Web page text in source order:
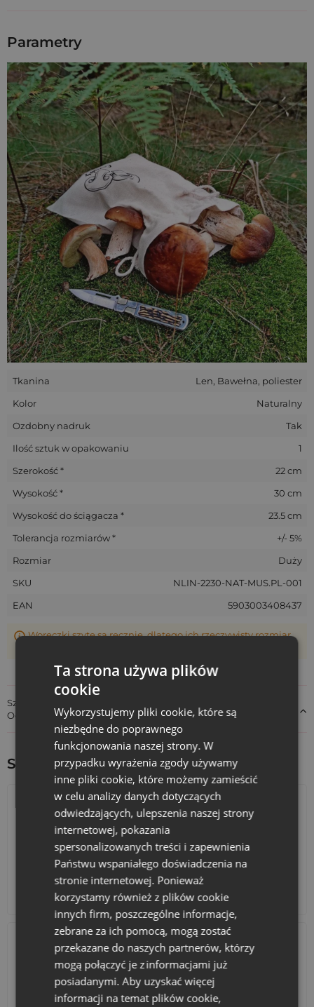
worki na suszone grzyby
Twojej kuchni, a oddychający materiał będzie chronił
przechowywane w nich grzyby przed pleśnieniem!
Worki à la lniane cechują się naturalną właściwością
spowalniana procesu wysuszania. Ponadto chronią
zawartość przed atakiem pleśni, dlatego możesz w tych
stylowych workach przechowywać grzyby i inne produkty.
Jesteśmy pewni, że te worki przypadną do gustu wszystkim
grzybiarzom, producentom grzybów czy właścicielom
sklepów spożywczych. Oferowane tutajà la lniane worki na
grzybyto prawdopodobnie najlepsza odpowiedź na pytanie:
"Jak przechowywać suszone grzyby ?"! Z naszymi à la
lnianymi workami na suszone grzyby przechowywanie tych
jesiennych darów lasu będzie bezpieczne i jednocześnie
niezwykle stylowe!
Oferowane przez nas opakowania wykonane są z wysokiej
jakości tkaniny z bawełny i poliestru. Połączenie włókien
naturalnych z syntetycznymi gwarantuje trwałość i
wytrzymałość oraz dużą odporność na rozciąganie i
wycieranie się materiału.
Wszystkie nasze woreczki wykonywane są ręcznie. Ułożenie
ozdobnej aplikacji/nadruku na konkretnych przedmiotach
może nieznacznie różnić się od pokazanego na zdjęciach.
Parametry
Tkanina
Len, Bawełna, poliester
Kolor
Naturalny
Ozdobny nadruk
Tak
Ilość sztuk w opakowaniu
1
Szerokość *
22 cm
Wysokość *
30 cm
Wysokość do ściągacza *
23.5 cm
Tolerancja rozmiarów *
+/- 5%
Rozmiar
Duży
SKU
NLIN-2230-NAT-MUS.PL-001
EAN
5903003408437
Woreczki szyte są ręcznie, dlatego ich rzeczywisty rozmiar
Szczegóły dotyczące zgodności produktu z przepisami:
Odpowiedzialność za produkt
Sprawdź inne ciekawe produkty:
Kalendarze adwentowe Torby bawełniane
Ta strona używa plików
cookie
Wykorzystujemy pliki cookie, które są
niezbędne do poprawnego
funkcjonowania naszej strony. W
przypadku wyrażenia zgody używamy
inne pliki cookie, które możemy zamieścić
w celu analizy danych dotyczących
odwiedzających, ulepszenia naszej strony
internetowej, pokazania
spersonalizowanych treści i zapewnienia
Państwu wspaniałego doświadczenia na
stronie internetowej. Ponieważ
korzystamy również z plików cookie
innych firm, poszczególne informacje,
zebrane za ich pomocą, mogą zostać
przekazane do naszych partnerów, którzy
mogą połączyć je z informacjami już
posiadanymi. Aby uzyskać więcej
informacji na temat plików cookie,